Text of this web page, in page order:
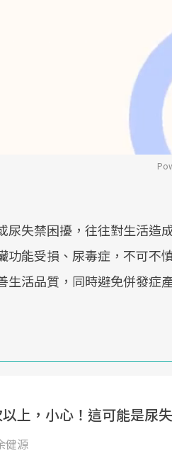
失禁困擾，往往對生活造
能受損、尿毒症，不可不
活品質，同時避免併發症
上，小心！這可能是尿
健源